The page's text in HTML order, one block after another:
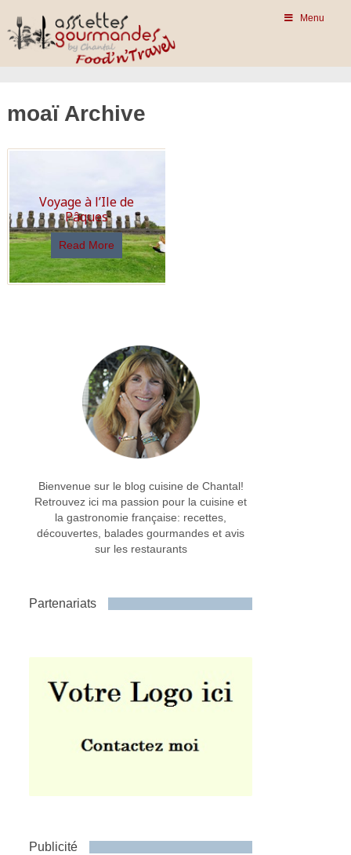
Menu
moaï Archive
Voyage à l’Ile de
Pâques
Read More
Bienvenue sur le blog cuisine de Chantal!
Retrouvez ici ma passion pour la cuisine et
la gastronomie française: recettes,
découvertes, balades gourmandes et avis
sur les restaurants
Partenariats
Publicité